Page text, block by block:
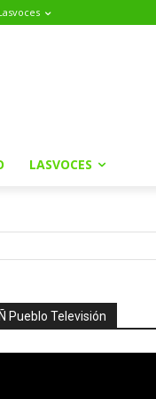
LASVOCES
Ñ Pueblo Televisión